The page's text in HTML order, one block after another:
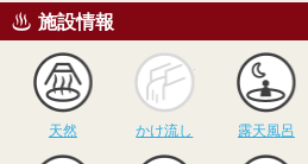
施設情報
天然
かけ流し
かけ流し 露天風呂